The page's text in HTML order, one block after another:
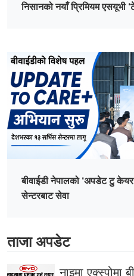
निसानको नयाँ प्रिमियम एसयूभी
बीवाईडी नेपालको ‘अपडेट टु
सेन्टरबाट सेवा
ताजा अपडेट
नाइमा एक्स्पोमा